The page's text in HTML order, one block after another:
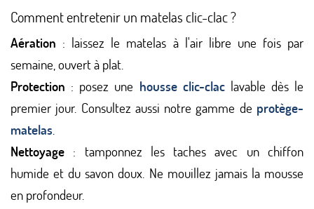
Comment entretenir un matelas clic-clac ?
Aération : laissez le matelas à l'air libre une fois par
semaine, ouvert à plat.
Protection : posez une housse clic-claclavable dès le
premier jour. Consultez aussi notre gamme de protège-
matelas.
Nettoyage : tamponnez les taches avec un chiffon
humide et du savon doux. Ne mouillez jamais la mousse
en profondeur.